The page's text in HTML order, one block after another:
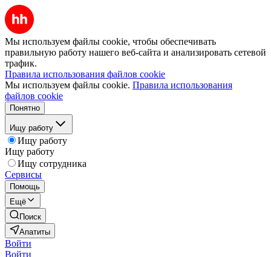
Мы используем файлы cookie, чтобы обеспечивать
правильную работу нашего веб-сайта и анализировать сетевой
трафик.
Правила использования файлов cookie
Мы используем файлы cookie. Правила использования
файлов cookie
Понятно
Ищу работу
Ищу работу
Ищу работу
Ищу сотрудника
Сервисы
Помощь
Ещё
Поиск
Апатиты
Войти
Войти